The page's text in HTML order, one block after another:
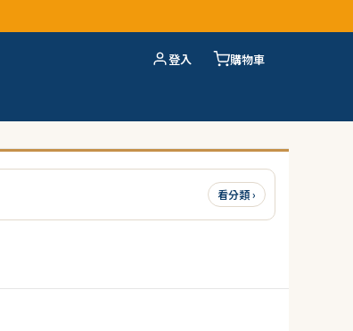
登入 購物車
看分類 ›